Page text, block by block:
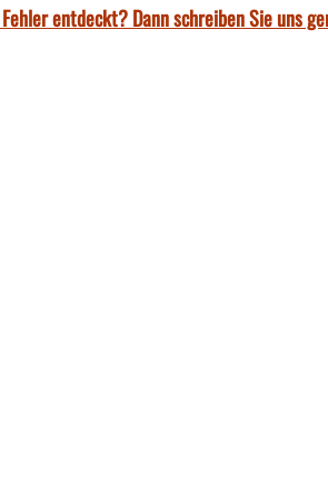
entdeckt? Dann schreiben Sie uns